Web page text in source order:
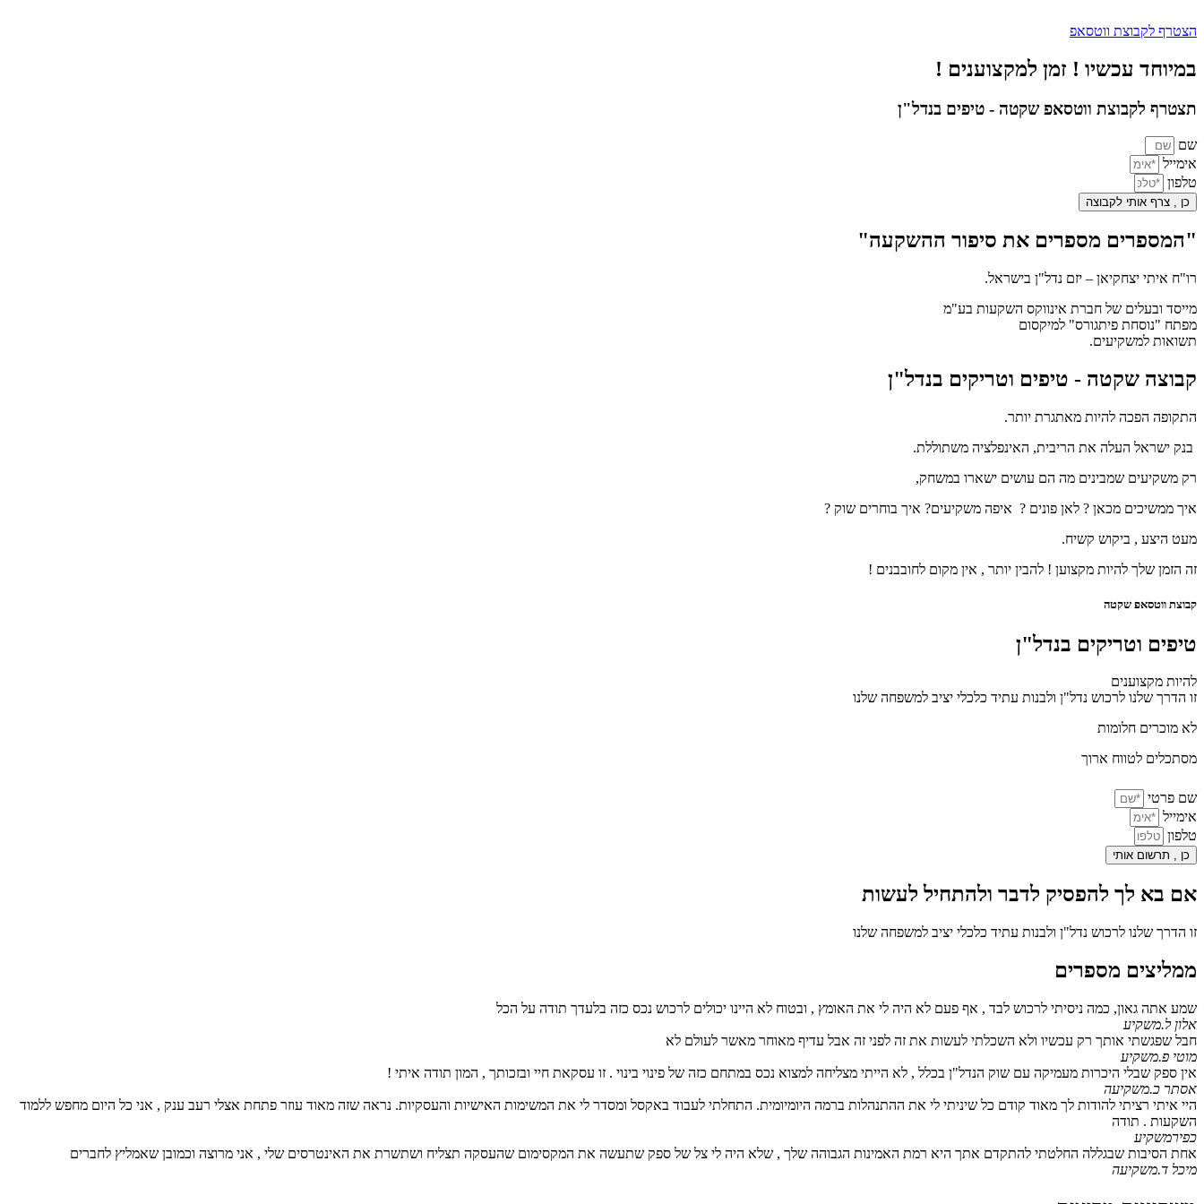
הצטרף לקבוצת ווטסאפ
במיוחד עכשיו ! זמן למקצוענים !
תצטרף לקבוצת ווטסאפ שקטה - טיפים בנדל"ן
שם
אימייל
טלפון
כן , צרף אותי לקבוצה
"המספרים מספרים את סיפור ההשקעה"
רו"ח איתי יצחקיאן – יזם נדל"ן בישראל.
מייסד ובעלים של חברת אינווקס השקעות בע"מ
מפתח "נוסחת פיתגורס" למיקסום
תשואות למשקיעים.
קבוצה שקטה - טיפים וטריקים בנדל"ן
התקופה הפכה להיות מאתגרת יותר.
בנק ישראל העלה את הריבית, האינפלציה משתוללת.
רק משקיעים שמבינים מה הם עושים ישארו במשחק,
איך ממשיכים מכאן ? לאן פונים ? איפה משקיעים? איך בוחרים שוק ?
מעט היצע , ביקוש קשיח.
זה הזמן שלך להיות מקצוען ! להבין יותר , אין מקום לחובבנים !
קבוצת ווטסאפ שקטה
טיפים וטריקים בנדל"ן
להיות מקצוענים
זו הדרך שלנו לרכוש נדל"ן ולבנות עתיד כלכלי יציב למשפחה שלנו
לא מוכרים חלומות
מסתכלים לטווח ארוך
שם פרטי
אימייל
טלפון
כן , תרשום אותי
אם בא לך להפסיק לדבר ולהתחיל לעשות
זו הדרך שלנו לרכוש נדל"ן ולבנות עתיד כלכלי יציב למשפחה שלנו
ממליצים מספרים
שמע אתה גאון, כמה ניסיתי לרכוש לבד , אף פעם לא היה לי את האומץ , ובטוח לא היינו יכולים לרכוש נכס כזה בלעדך תודה על הכל
אלון ל.משקיע
חבל שפגשתי אותך רק עכשיו ולא השכלתי לעשות את זה לפני זה אבל עדיף מאוחר מאשר לעולם לא
מוטי פ.משקיע
אין ספק שבלי היכרות מעמיקה עם שוק הנדל"ן בכלל , לא הייתי מצליחה למצוא נכס במתחם כזה של פינוי בינוי . זו עסקאת חיי ובזכותך , המון תודה איתי !
אסתר כ.משקיעה
היי איתי רציתי להודות לך מאוד קודם כל שיניתי לי את ההתנהלות ברמה היומיומית. התחלתי לעבוד באקסל ומסדר לי את המשימות האישיות והעסקיות. נראה שזה מאוד עוזר פתחת אצלי רעב ענק , אני כל היום מחפש ללמוד
השקעות . תודה
כפירמשקיע
אחת הסיבות שבגללה החלטתי להתקדם אתך היא רמת האמינות הגבוהה שלך , שלא היה לי צל של ספק שתעשה את המקסימום שהעסקה תצליח ושתשרת את האינטרסים שלי , אני מרוצה וכמובן שאמליץ לחברים
מיכל ד.משקיעה